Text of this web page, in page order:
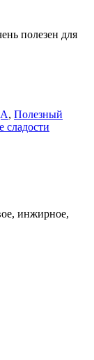
полезен для
, Полезный
сладости
инжирное,